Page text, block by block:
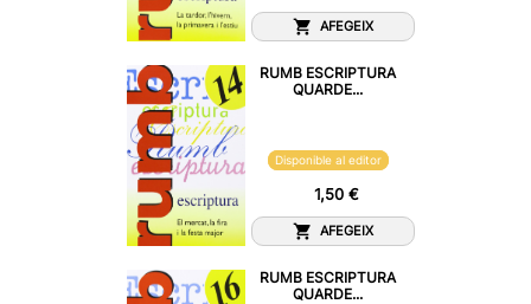
AFEGEIX
RUMB ESCRIPTURA
QUARDE...
Disponible al editor
1,50 €
AFEGEIX
RUMB ESCRIPTURA
QUARDE...